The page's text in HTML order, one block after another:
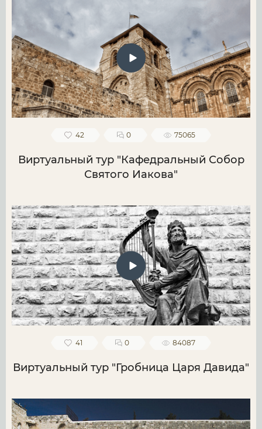
42 0 75065
Виртуальный тур "Кафедральный Собор
Святого Иакова"
41 0 84087
Виртуальный тур "Гробница Царя Давида"